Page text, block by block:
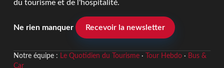
du tourisme et de l'hospitalité.
Ne rien manquer Recevoir la newsletter
Notre équipe : Le Quotidien du Tourisme· Tour Hebdo· Bus &
Car